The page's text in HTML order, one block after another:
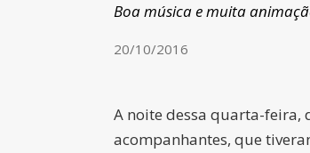
Boa música e muita
20/10/2016
A noite dessa quarta-feira,
acompanhantes, que